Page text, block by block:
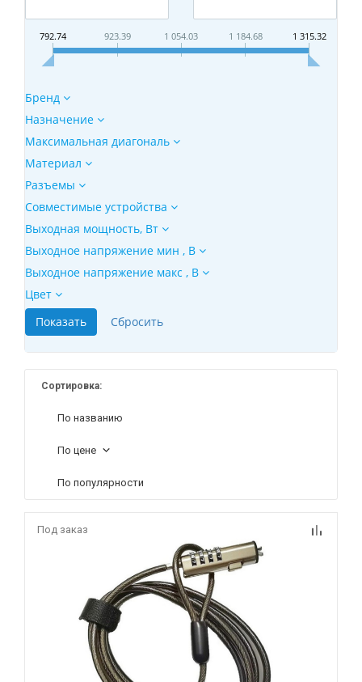
792.74 923.39 1 054.03 1 184.68 1 315.32
Бренд
Назначение
Максимальная диагональ
Материал
Разъемы
Совместимые устройства
Выходная мощность, Вт
Выходное напряжение мин , В
Выходное напряжение макс , В
Цвет
Сортировка:
По названию
По цене
По популярности
Под заказ